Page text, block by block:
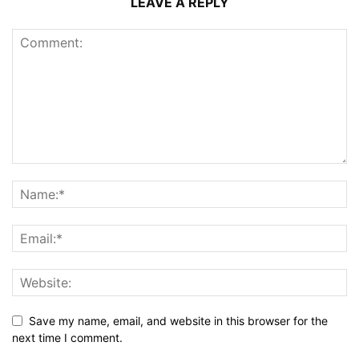
Save my name, email, and website in this browser for the
next time I comment.